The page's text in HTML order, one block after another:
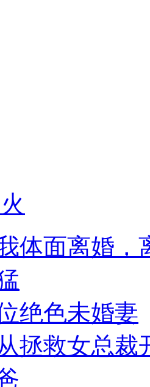
体面离婚，
绝色未婚妻
拯救女总裁